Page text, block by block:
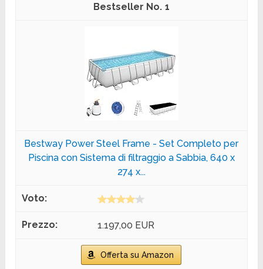
1
Bestway Power Steel Frame - Set Completo per
Piscina con Sistema di filtraggio a Sabbia, 640 x
274 x...
1.197,00 EUR
Offerta su Amazon